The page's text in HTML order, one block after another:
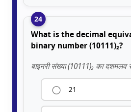
24
What is the decimal
binary number (10111)₂?
बाइनरी संख्या (10111)₂ का दशमलव
21